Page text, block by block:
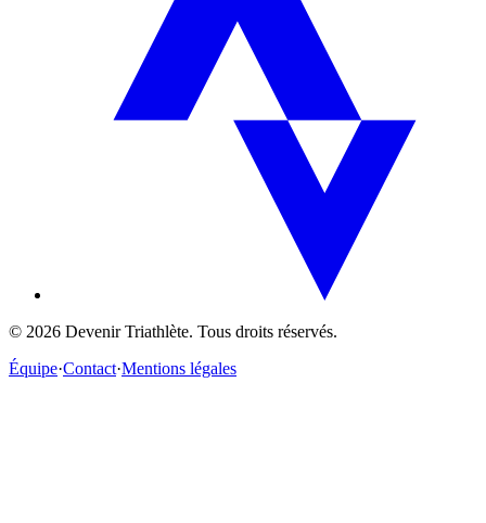
© 2026 Devenir Triathlète. Tous droits réservés.
Équipe·Contact·Mentions légales